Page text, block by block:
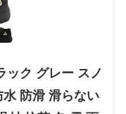
ック グレー スノ
防滑 滑らない